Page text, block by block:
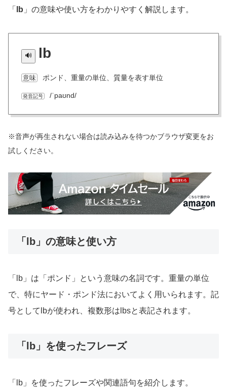
「 lb 」の意味や使い方をわかりやすく解説します。
lb
意味 ポンド、重量の単位、質量を表す単位
発音記号 /ˈpaʊnd/
※音声が再生されない場合は読み込みを待つかブラウザ変更をお
試しください。
「lb」の意味と使い方
「lb」は「ポンド」という意味の名詞です。重量の単位
で、特にヤード・ポンド法においてよく用いられます。記
号としてlbが使われ、複数形はlbsと表記されます。
「lb」を使ったフレーズ
「lb」を使ったフレーズや関連語句を紹介します。